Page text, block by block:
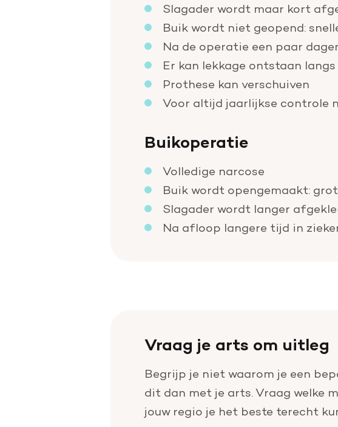
Slagader wordt maar kort
Buik wordt niet geopend:
Na de operatie een paar
Er kan lekkage ontstaan
Prothese kan verschuiven
Voor altijd jaarlijkse controle
Buikoperatie
Volledige narcose
Buik wordt opengemaakt:
Slagader wordt langer
Na afloop langere tijd in
Vraag je arts om uitleg
Begrijp je niet waarom je een
dit dan met je arts. Vraag welke
jouw regio je het beste terecht